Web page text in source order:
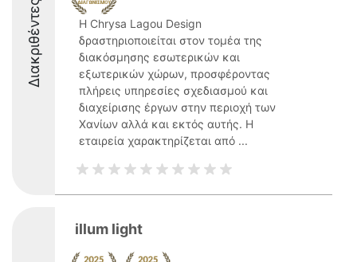
Διακριθέντες
Η Chrysa Lagou Design
δραστηριοποιείται στον τομέα της
διακόσμησης εσωτερικών και
εξωτερικών χώρων, προσφέροντας
πλήρεις υπηρεσίες σχεδιασμού και
διαχείρισης έργων στην περιοχή των
Χανίων αλλά και εκτός αυτής. Η
εταιρεία χαρακτηρίζεται από ...
illum light